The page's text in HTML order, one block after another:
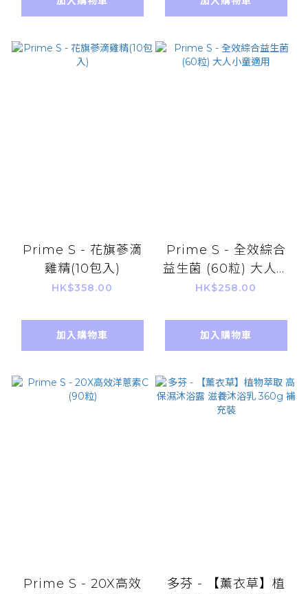
Prime S - 花旗蔘滴
雞精(10包入)
HK$358.00
加入購物車
Prime S - 全效綜合
益生菌 (60粒) 大人小
童適用
HK$258.00
加入購物車
Prime S - 20X高效
多芬 - 【薰衣草】植